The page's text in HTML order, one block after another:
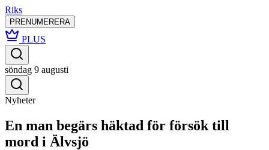
Riks
PRENUMERERA
PLUS
söndag 9 augusti
Nyheter
En man begärs häktad för försök till
mord i Älvsjö